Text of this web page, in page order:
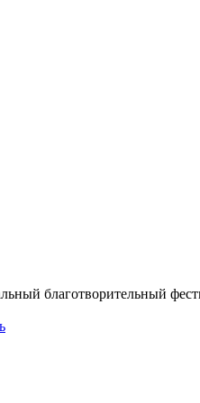
благотворительный